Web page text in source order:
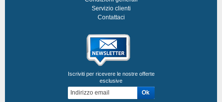
Servizio clienti
Contattaci
Iscriviti per ricevere le nostre offerte
esclusive